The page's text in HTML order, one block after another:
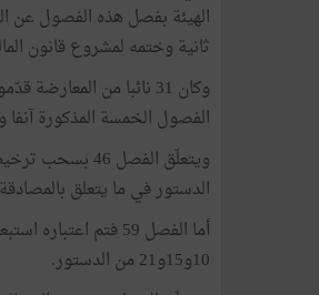
الهيئة بفصل هذه الفصول عن
ثانية وختمه لمشروع قانون
وكان 31 نائبا من
الفصول الخمسة المذكورة آنفا وأقرّت
الدستور في ما يتعلق
أما الفصل 59 فتم
10و15و21 من الدستور.